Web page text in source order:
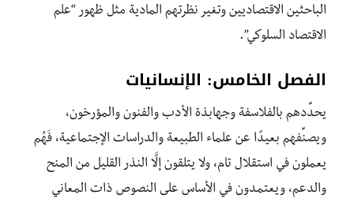
الباحثين الاقتصاديين وتغير نظرتهم المادية مثل ظهور “علم
الاقتصاد السلوكي”.
الفصل الخامس: الإنسانيات
يحدِّدهم بالفلاسفة وجهابذة الأدب والفنون والمؤرخون،
ويصنِّفهم بعيدًا عن علماء الطبيعة والدراسات الإجتماعية، فَهُم
يعملون في استقلال تام، ولا يتلقون إلًَا النذر القليل من المنح
والدعم، ويعتمدون في الأساس على النصوص ذات المعاني